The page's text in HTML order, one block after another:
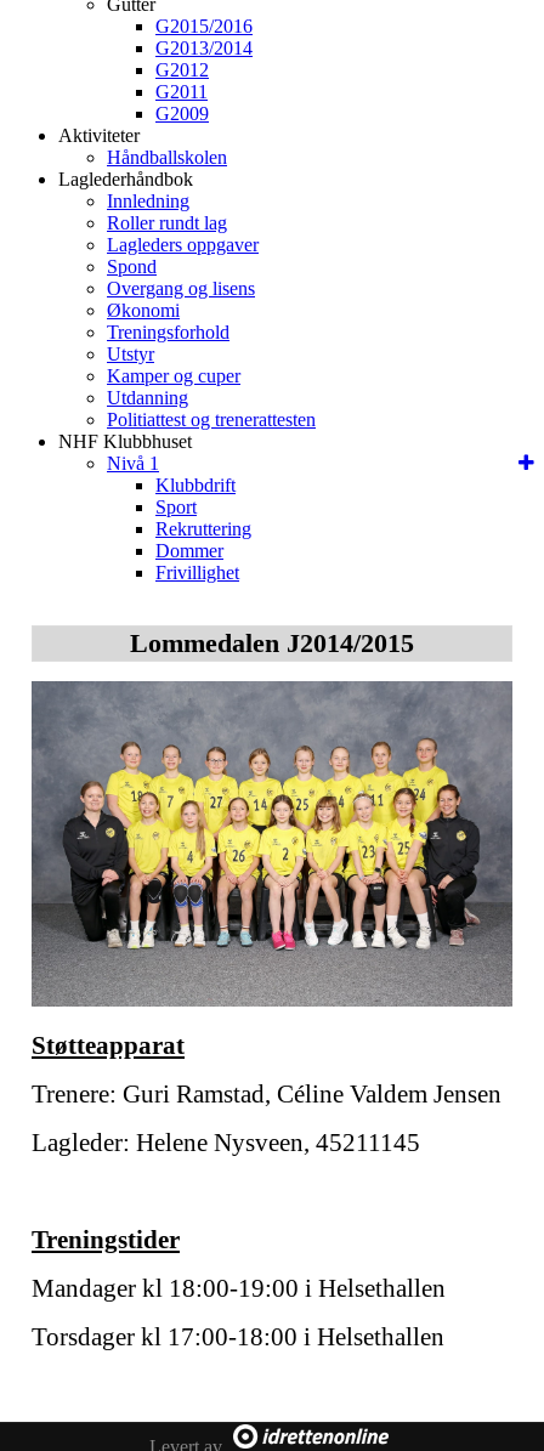
Gutter
G2015/2016
G2013/2014
G2012
G2011
G2009
Aktiviteter
Håndballskolen
Laglederhåndbok
Innledning
Roller rundt lag
Lagleders oppgaver
Spond
Overgang og lisens
Økonomi
Treningsforhold
Utstyr
Kamper og cuper
Utdanning
Politiattest og trenerattesten
NHF Klubbhuset
Nivå 1
Klubbdrift
Sport
Rekruttering
Dommer
Frivillighet
Lommedalen J2014/2015
Støtteapparat
Trenere: Guri Ramstad, Céline Valdem Jensen
Lagleder: Helene Nysveen, 45211145
Treningstider
Mandager kl 18:00-19:00 i Helsethallen
Torsdager kl 17:00-18:00 i Helsethallen
Levert av